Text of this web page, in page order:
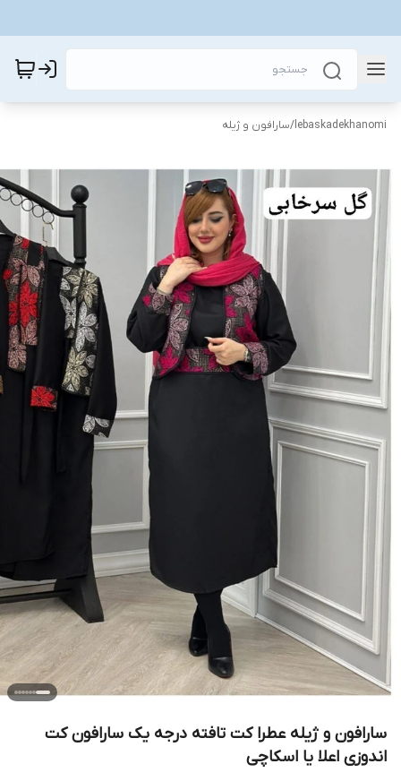
lebaskadekhanomi
/سارافون و ژیله
سارافون و ژیله عطرا کت تافته درجه یک سارافون کت
اندوزی اعلا یا اسکاچی